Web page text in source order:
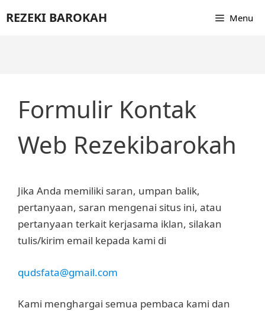
toREZEKI BAROKAH Menu
Formulir Kontak
Web Rezekibarokah
Jika Anda memiliki saran, umpan balik,
pertanyaan, saran mengenai situs ini, atau
pertanyaan terkait kerjasama iklan, silakan
tulis/kirim email kepada kami di
qudsfata@gmail.com
Kami menghargai semua pembaca kami dan